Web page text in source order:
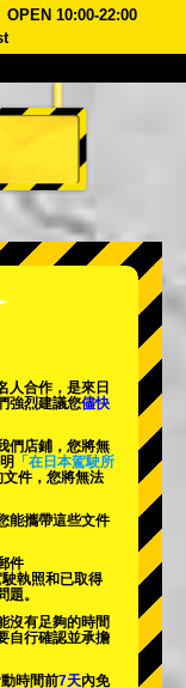
OPEN 10:00-22:00
價格
訂
東京灣
大阪
人合作，是來日
強烈建議您儘快
們店鋪，您將無
「在日本駕駛所
件，您將無法
能攜帶這些文件
件
執照和已取得
。
沒有足夠的時間
自行確認並承擔
時間前7天內免